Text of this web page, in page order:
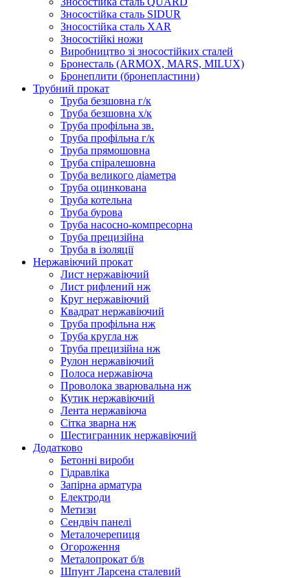
Зносостійка сталь SIDUR
Зносостійка сталь XAR
Зносостійкі ножи
Виробництво зі зносостійких сталей
Бронесталь (ARMOX, MARS, MILUX)
Бронеплити (бронепластини)
Трубний прокат
Труба безшовна г/к
Труба безшовна х/к
Труба профільна зв.
Труба профільна г/к
Труба прямошовна
Труба спіралешовна
Труба великого діаметра
Труба оцинкована
Труба котельна
Труба бурова
Труба насосно-компресорна
Труба прецизійна
Труба в ізоляції
Нержавіючий прокат
Лист нержавіючий
Лист рифлений нж
Круг нержавіючий
Квадрат нержавіючий
Труба профільна нж
Труба кругла нж
Труба прецизійна нж
Рулон нержавіючий
Полоса нержавіюча
Проволока зварювальна нж
Кутик нержавіючий
Лента нержавіюча
Сітка зварна нж
Шестигранник нержавіючий
Додатково
Бетонні вироби
Гідравліка
Запірна арматура
Електроди
Метизи
Сендвіч панелі
Металочерепиця
Огороження
Металопрокат б/в
Шпунт Ларсена сталевий